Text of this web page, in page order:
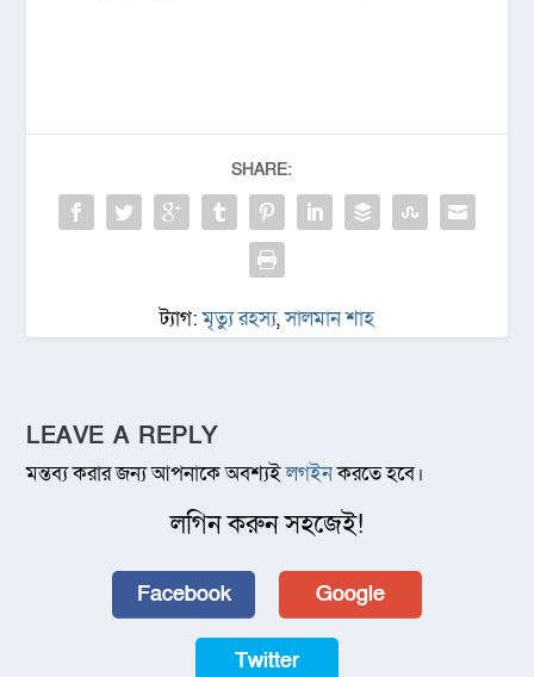
SHARE:
ট্যাগ:মৃত্যু রহস্য,সালমান শাহ
LEAVE A REPLY
মন্তব্য করার জন্য আপনাকে অবশ্যইলগইনকরতে হবে।
লগিন করুন সহজেই!
Facebook Google
Twitter